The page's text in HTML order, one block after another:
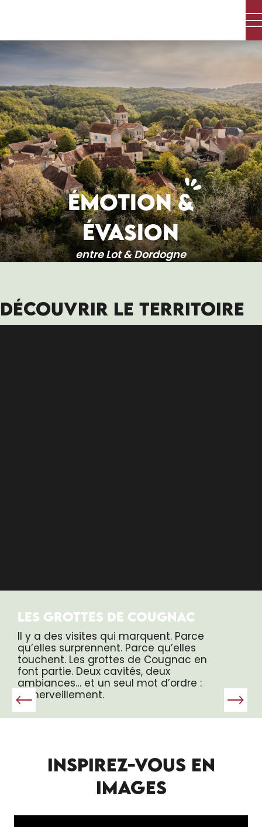
ÉMOTION &
ÉVASION
entre Lot & Dordogne
DÉCOUVRIR LE TERRITOIRE
LES GROTTES DE COUGNAC
Il y a des visites qui marquent. Parce
qu’elles surprennent. Parce qu’elles
touchent. Les grottes de Cougnac en
font partie. Deux cavités, deux
ambiances… et un seul mot d’ordre :
l’émerveillement.
INSPIREZ-VOUS EN
IMAGES